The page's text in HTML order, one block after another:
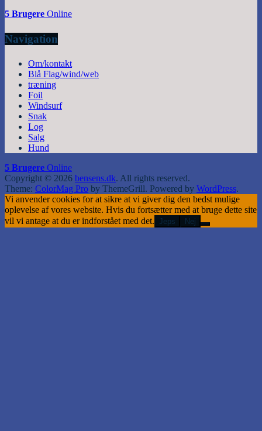
5 Brugere Online
Navigation
Om/kontakt
Blå Flag/wind/web
træning
Foil
Windsurf
Snak
Log
Salg
Hund
5 Brugere Online
Copyright © 2026 bensens.dk. All rights reserved.
Theme: ColorMag Pro by ThemeGrill. Powered by WordPress.
Vi anvender cookies for at sikre at vi giver dig den bedst mulige
oplevelse af vores website. Hvis du fortsætter med at bruge dette site
vil vi antage at du er indforstået med det. Jeps Nej